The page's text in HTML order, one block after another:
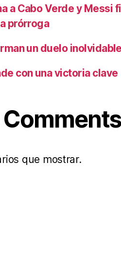
a Cabo Verde y Messi
prórroga
un duelo inolvidable
con una victoria clave
que mostrar.